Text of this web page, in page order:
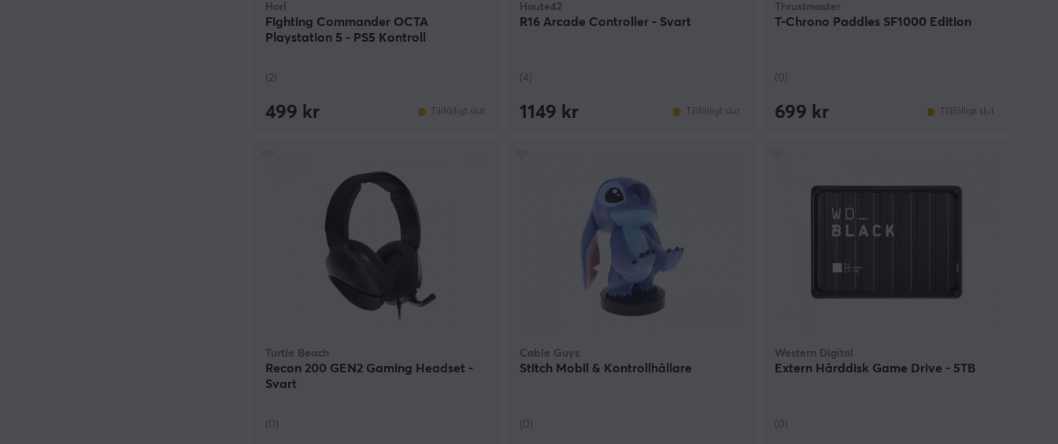
Hori
Fighting Commander OCTA
Playstation 5 - PS5 Kontroll
(2)
499 kr Tillfälligt slut
Haute42
R16 Arcade Controller - Svart
(4)
1149 kr Tillfälligt slut
Thrustmaster
T-Chrono Paddles SF1000 Edition
(0)
699 kr Tillfälligt slut
Turtle Beach
Recon 200 GEN2 Gaming Headset -
Svart
(0)
Cable Guys
Stitch Mobil & Kontrollhållare
(0)
Western Digital
Extern Hårddisk Game Drive - 5TB
(0)